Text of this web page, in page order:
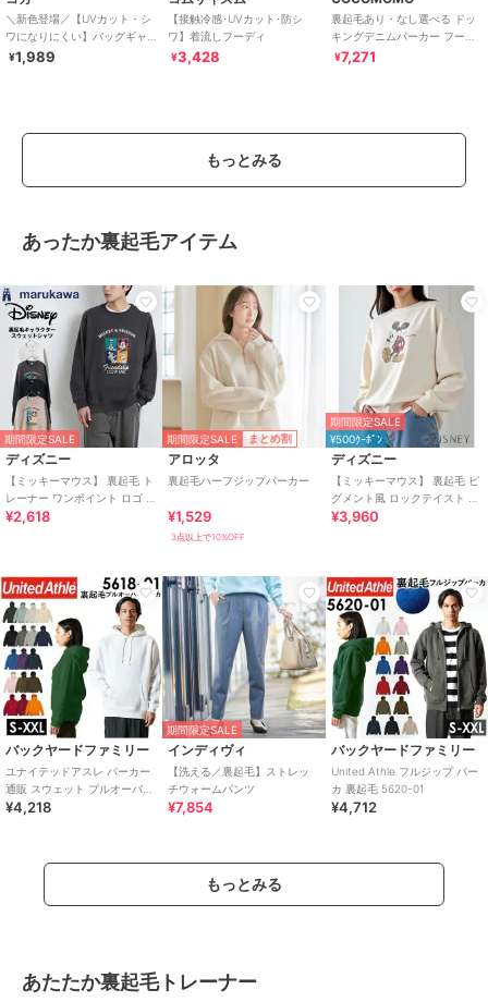
＼新色登場／【UVカット・シ
ワになりにくい】バッグギャ
ザーUVパーカー 全4色
¥1,989
【接触冷感･UVカット･防シ
ワ】着流しフーディ
¥3,428
裏起毛あり・なし選べる ドッ
キングデニムパーカー フード
付きスウェット オーバーサイ
¥7,271
もっとみる
あったか裏起毛アイテム
期間限定SALE
ディズニー
【ミッキーマウス】 裏起毛 ト
レーナー ワンポイント ロゴ メ
ンズ レディース
¥2,618
期間限定SALE まとめ割
アロッタ
裏起毛ハーフジップパーカー
¥1,529
3点以上で10%OFF
期間限定SALE
¥500ｸｰﾎﾟﾝ
ディズニー
【ミッキーマウス】 裏起毛 ピ
グメント風 ロックテイスト ス
ウェット トレーナー キャラク
¥3,960
バックヤードファミリー
ユナイテッドアスレ パーカー
通販 スウェット プルオーバー
裏起毛 メンズ レディース
¥4,218
期間限定SALE
インディヴィ
【洗える／裏起毛】ストレッ
チウォームパンツ
¥7,854
バックヤードファミリー
United Athle フルジップ パー
カ 裏起毛 5620-01
¥4,712
もっとみる
あたたか裏起毛トレーナー